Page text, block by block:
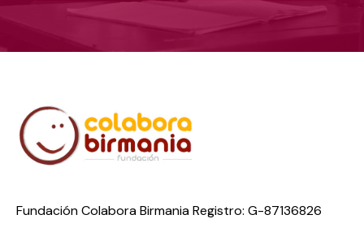
Fundación Colabora Birmania Registro: G-87136826